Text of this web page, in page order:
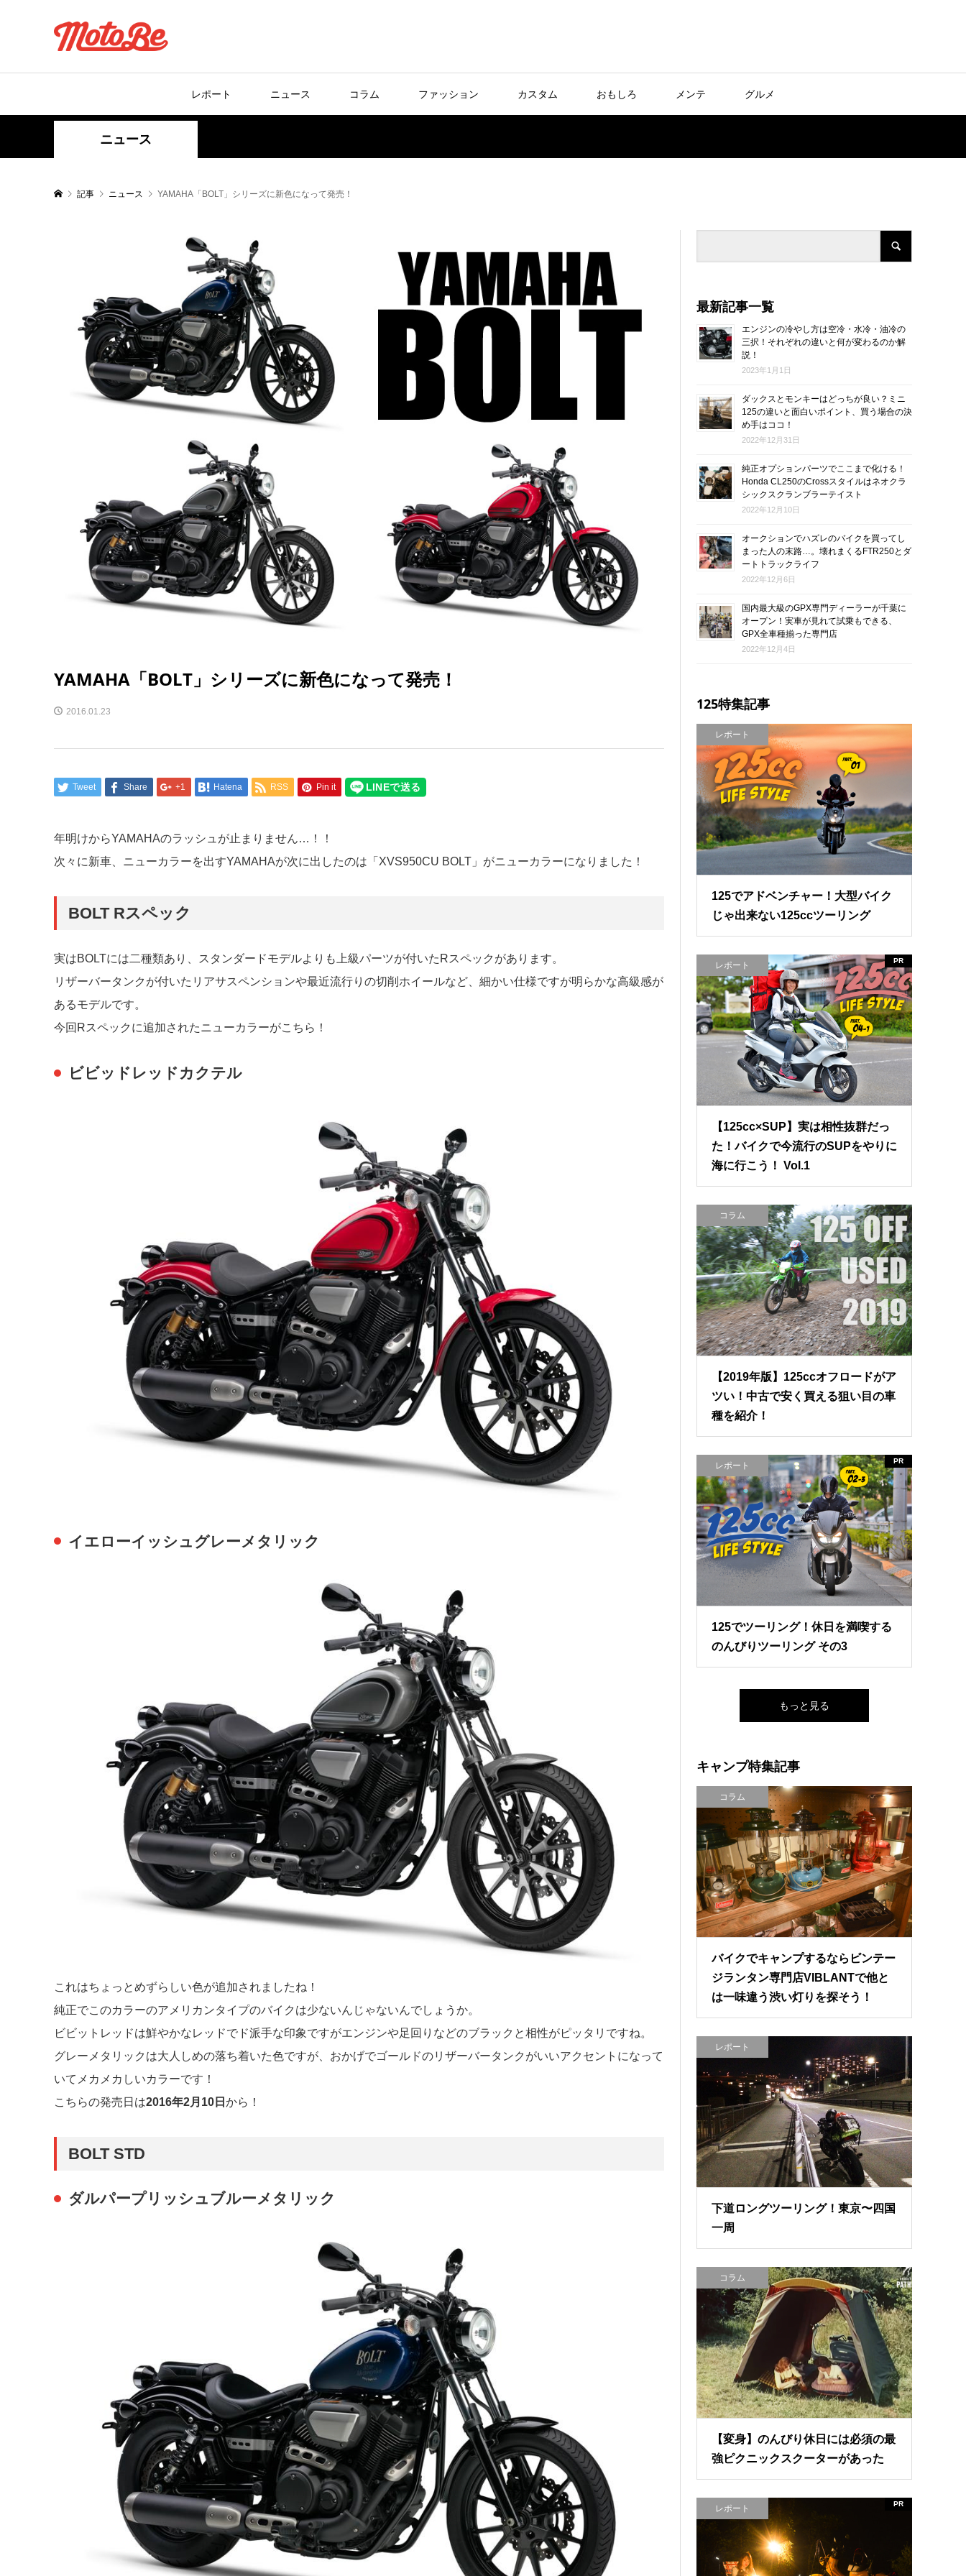
レポート ニュース コラム ファッション カスタム おもしろ メンテ グルメ
ニュース
記事 ニュース YAMAHA「BOLT」シリーズに新色になって発売！
YAMAHA「BOLT」シリーズに新色になって発売！
2016.01.23
Tweet Share +1 Hatena RSS Pin it
年明けからYAMAHAのラッシュが止まりません…！！
次々に新車、ニューカラーを出すYAMAHAが次に出したのは「XVS950CU BOLT」がニューカラーになりました！
BOLT Rスペック
実はBOLTには二種類あり、スタンダードモデルよりも上級パーツが付いたRスペックがあります。
リザーバータンクが付いたリアサスペンションや最近流行りの切削ホイールなど、細かい仕様ですが明らかな高級感が
あるモデルです。
今回Rスペックに追加されたニューカラーがこちら！
ビビッドレッドカクテル
イエローイッシュグレーメタリック
これはちょっとめずらしい色が追加されましたね！
純正でこのカラーのアメリカンタイプのバイクは少ないんじゃないんでしょうか。
ビビットレッドは鮮やかなレッドでド派手な印象ですがエンジンや足回りなどのブラックと相性がピッタリですね。
グレーメタリックは大人しめの落ち着いた色ですが、おかげでゴールドのリザーバータンクがいいアクセントになって
いてメカメカしいカラーです！
こちらの発売日は2016年2月10日 から！
BOLT STD
ダルパープリッシュブルーメタリック
最新記事一覧
エンジンの冷やし方は空冷・水冷・油冷の
三択！それぞれの違いと何が変わるのか解
説！
2023年1月1日
ダックスとモンキーはどっちが良い？ミニ
125の違いと面白いポイント、買う場合の決
め手はココ！
2022年12月31日
純正オプションパーツでここまで化ける！
Honda CL250のCrossスタイルはネオクラ
シックスクランブラーテイスト
2022年12月10日
オークションでハズレのバイクを買ってし
まった人の末路…。壊れまくるFTR250とダ
ートトラックライフ
2022年12月6日
国内最大級のGPX専門ディーラーが千葉に
オープン！実車が見れて試乗もできる、
GPX全車種揃った専門店
2022年12月4日
125特集記事
レポート
125でアドベンチャー！大型バイク
じゃ出来ない125ccツーリング
レポート PR
【125cc×SUP】実は相性抜群だっ
た！バイクで今流行のSUPをやりに
海に行こう！ Vol.1
コラム
【2019年版】125ccオフロードがア
ツい！中古で安く買える狙い目の車
種を紹介！
レポート PR
125でツーリング！休日を満喫する
のんびりツーリング その3
もっと見る
キャンプ特集記事
コラム
バイクでキャンプするならビンテー
ジランタン専門店VIBLANTで他と
は一味違う渋い灯りを探そう！
レポート
下道ロングツーリング！東京〜四国
一周
コラム
【変身】のんびり休日には必須の最
強ピクニックスクーターがあった
レポート PR